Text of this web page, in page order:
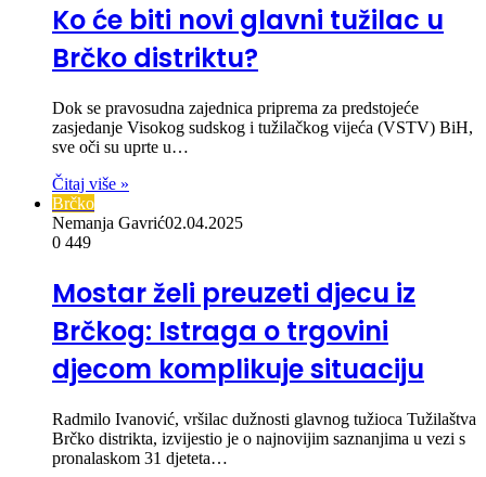
Ko će biti novi glavni tužilac u
Brčko distriktu?
Dok se pravosudna zajednica priprema za predstojeće
zasjedanje Visokog sudskog i tužilačkog vijeća (VSTV) BiH,
sve oči su uprte u…
Čitaj više »
Brčko
Nemanja Gavrić02.04.2025
0 449
Mostar želi preuzeti djecu iz
Brčkog: Istraga o trgovini
djecom komplikuje situaciju
Radmilo Ivanović, vršilac dužnosti glavnog tužioca Tužilaštva
Brčko distrikta, izvijestio je o najnovijim saznanjima u vezi s
pronalaskom 31 djeteta…